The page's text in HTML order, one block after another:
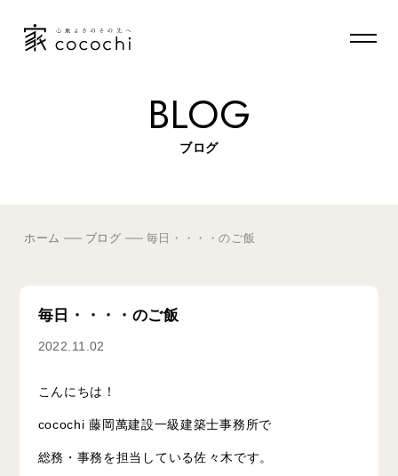
BLOG
ブログ
ホーム ブログ 毎日・・・・のご飯
毎日・・・・のご飯
2022.11.02
こんにちは！
cocochi 藤岡萬建設一級建築士事務所で
総務・事務を担当している佐々木です。